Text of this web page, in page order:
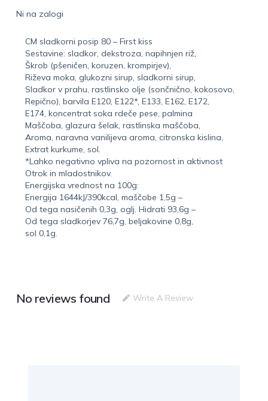
Ni na zalogi
CM sladkorni posip 80 – First kiss
Sestavine: sladkor, dekstroza, napihnjen riž,
Škrob (pšeničen, koruzen, krompirjev),
Riževa moka, glukozni sirup, sladkorni sirup,
Sladkor v prahu, rastlinsko olje (sončnično, kokosovo,
Repično), barvila E120, E122*, E133, E162, E172,
E174, koncentrat soka rdeče pese, palmina
Maščoba, glazura šelak, rastlinska maščoba,
Aroma, naravna vanilijeva aroma, citronska kislina,
Extrat kurkume, sol.
*Lahko negativno vpliva na pozornost in aktivnost
Otrok in mladostnikov.
Energijska vrednost na 100g:
Energija 1644kJ/390kcal, maščobe 1,5g –
Od tega nasičenih 0,3g, oglj. Hidrati 93,6g –
Od tega sladkorjev 76,7g, beljakovine 0,8g,
sol 0,1g.
No reviews found Write A Review